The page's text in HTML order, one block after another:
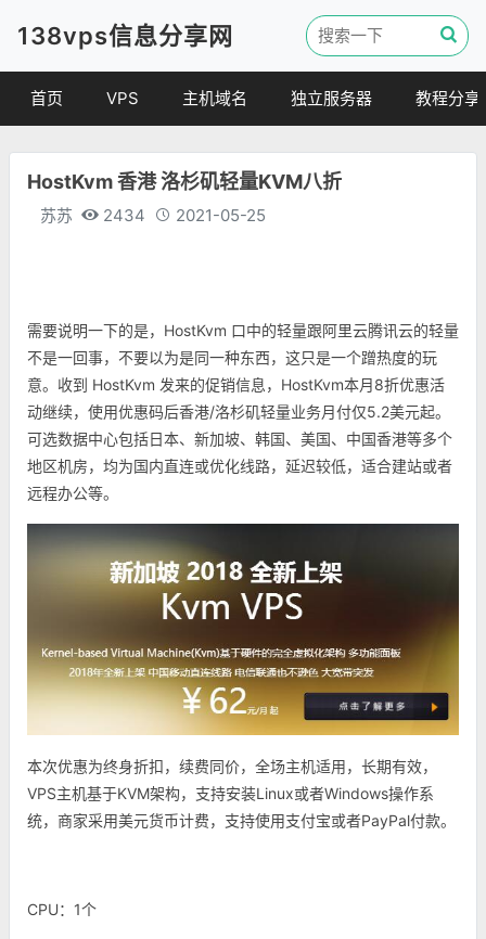
138vps信息分享网
首页 VPS
便宜VPS
VPS评测
主机域名
虚拟主机
独立服务器 教程分享
HostKvm 香港 洛杉矶轻量KVM八折
苏苏 2434 2021-05-25
需要说明一下的是，HostKvm 口中的轻量跟阿里云腾讯云的轻量
不是一回事，不要以为是同一种东西，这只是一个蹭热度的玩
意。收到 HostKvm 发来的促销信息，HostKvm本月8折优惠活
动继续，使用优惠码后香港/洛杉矶轻量业务月付仅5.2美元起。
可选数据中心包括日本、新加坡、韩国、美国、中国香港等多个
地区机房，均为国内直连或优化线路，延迟较低，适合建站或者
远程办公等。
本次优惠为终身折扣，续费同价，全场主机适用，长期有效，
VPS主机基于KVM架构，支持安装Linux或者Windows操作系
统，商家采用美元货币计费，支持使用支付宝或者PayPal付款。
CPU：1个